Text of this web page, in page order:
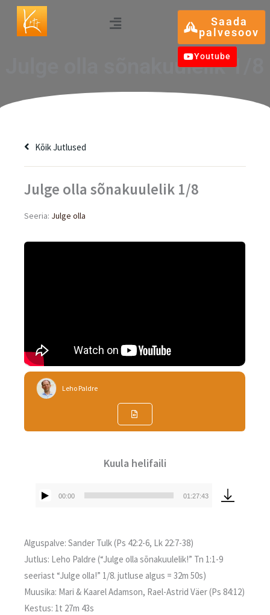
content
Menu
Youtube
Saada
palvesoov
Julge olla sõnakuulelik 1/8
Kõik Jutlused
Julge olla sõnakuulelik 1/8
Seeria: Julge olla
Leho Paldre
Kuula helifaili
00:00 01:27:43
Alguspalve: Sander Tulk (Ps 42:2-6, Lk 22:7-38)
Jutlus: Leho Paldre (“Julge olla sõnakuulelik!” Tn 1:1-9
seeriast “Julge olla!” 1/8. jutluse algus = 32m 50s)
Muusika: Mari & Kaarel Adamson, Rael-Astrid Väer (Ps 84:12)
Kestus: 1t 27m 43s